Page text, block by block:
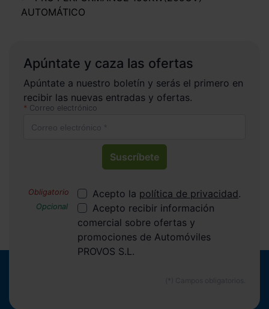
AUTOMÁTICO
Apúntate y caza las ofertas
Apúntate a nuestro boletín y serás el primero en
recibir las nuevas entradas y ofertas.
Correo electrónico
Suscríbete
Acepto la política de privacidad.
Acepto recibir información
comercial sobre ofertas y
promociones de Automóviles
PROVOS S.L.